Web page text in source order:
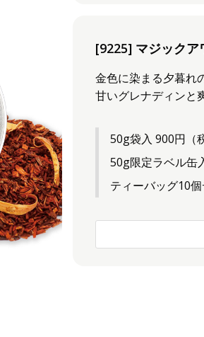
[9225] マジック
金色に染まる夕暮れ
甘いグレナディンと
50g袋入 900円（
50g限定ラベル缶
ティーバッグ10個